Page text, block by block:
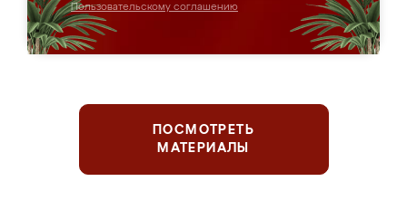
Пользовательскому соглашению
ПОСМОТРЕТЬ
МАТЕРИАЛЫ